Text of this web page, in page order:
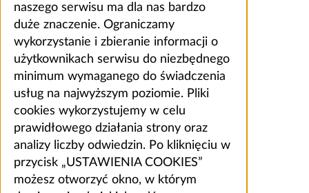
naszego serwisu ma dla nas bardzo
duże znaczenie. Ograniczamy
wykorzystanie i zbieranie informacji o
użytkownikach serwisu do niezbędnego
minimum wymaganego do świadczenia
usług na najwyższym poziomie. Pliki
cookies wykorzystujemy w celu
prawidłowego działania strony oraz
analizy liczby odwiedzin. Po kliknięciu w
przycisk „USTAWIENIA COOKIES”
możesz otworzyć okno, w którym